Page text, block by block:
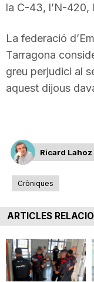
la C-43, l’N-420,
La federació
Tarragona
greu perjudici al
aquest dijous
Ricard Lahoz
Cròniques
ARTICLES